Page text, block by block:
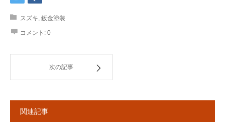
スズキ, 鈑金塗装
コメント: 0
次の記事
関連記事